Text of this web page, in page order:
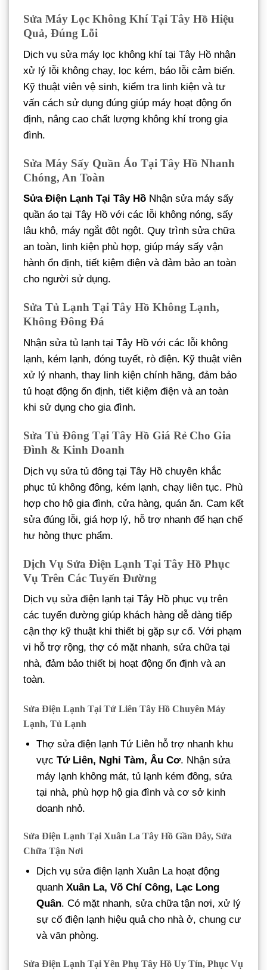
Sửa Máy Lọc Không Khí Tại Tây Hồ Hiệu
Quả, Đúng Lỗi
Dịch vụ sửa máy lọc không khí tại Tây Hồ nhận
xử lý lỗi không chạy, lọc kém, báo lỗi cảm biến.
Kỹ thuật viên vệ sinh, kiểm tra linh kiện và tư
vấn cách sử dụng đúng giúp máy hoạt động ổn
định, nâng cao chất lượng không khí trong gia
đình.
Sửa Máy Sấy Quần Áo Tại Tây Hồ Nhanh
Chóng, An Toàn
Sửa Điện Lạnh Tại Tây Hồ Nhận sửa máy sấy
quần áo tại Tây Hồ với các lỗi không nóng, sấy
lâu khô, máy ngắt đột ngột. Quy trình sửa chữa
an toàn, linh kiện phù hợp, giúp máy sấy vận
hành ổn định, tiết kiệm điện và đảm bảo an toàn
cho người sử dụng.
Sửa Tủ Lạnh Tại Tây Hồ Không Lạnh,
Không Đông Đá
Nhận sửa tủ lạnh tại Tây Hồ với các lỗi không
lạnh, kém lạnh, đóng tuyết, rò điện. Kỹ thuật viên
xử lý nhanh, thay linh kiện chính hãng, đảm bảo
tủ hoạt động ổn định, tiết kiệm điện và an toàn
khi sử dụng cho gia đình.
Sửa Tủ Đông Tại Tây Hồ Giá Rẻ Cho Gia
Đình & Kinh Doanh
Dịch vụ sửa tủ đông tại Tây Hồ chuyên khắc
phục tủ không đông, kém lạnh, chạy liên tục. Phù
hợp cho hộ gia đình, cửa hàng, quán ăn. Cam kết
sửa đúng lỗi, giá hợp lý, hỗ trợ nhanh để hạn chế
hư hỏng thực phẩm.
Dịch Vụ Sửa Điện Lạnh Tại Tây Hồ Phục
Vụ Trên Các Tuyến Đường
Dịch vụ sửa điện lạnh tại Tây Hồ phục vụ trên
các tuyến đường giúp khách hàng dễ dàng tiếp
cận thợ kỹ thuật khi thiết bị gặp sự cố. Với phạm
vi hỗ trợ rộng, thợ có mặt nhanh, sửa chữa tại
nhà, đảm bảo thiết bị hoạt động ổn định và an
toàn.
Sửa Điện Lạnh Tại Tứ Liên Tây Hồ Chuyên Máy
Lạnh, Tủ Lạnh
Thợ sửa điện lạnh Tứ Liên hỗ trợ nhanh khu
vựcTứ Liên, Nghi Tàm, Âu Cơ. Nhận sửa
máy lạnh không mát, tủ lạnh kém đông, sửa
tại nhà, phù hợp hộ gia đình và cơ sở kinh
doanh nhỏ.
Sửa Điện Lạnh Tại Xuân La Tây Hồ Gần Đây, Sửa
Chữa Tận Nơi
Dịch vụ sửa điện lạnh Xuân La hoạt động
quanhXuân La, Võ Chí Công, Lạc Long
Quân. Có mặt nhanh, sửa chữa tận nơi, xử lý
sự cố điện lạnh hiệu quả cho nhà ở, chung cư
và văn phòng.
Sửa Điện Lạnh Tại Yên Phụ Tây Hồ Uy Tín, Phục Vụ